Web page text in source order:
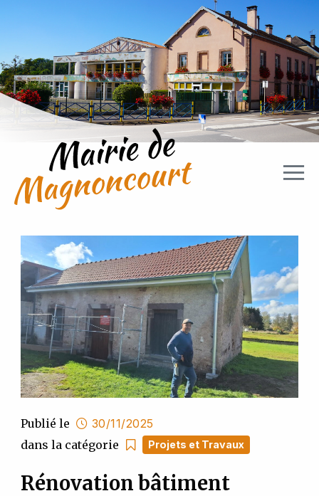
Publié le
30/11/2025
dans la catégorie
Projets et Travaux
Rénovation bâtiment